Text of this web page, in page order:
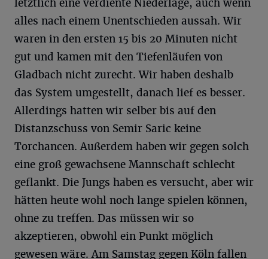
letztlich eine verdiente Niederlage, auch wenn
alles nach einem Unentschieden aussah. Wir
waren in den ersten 15 bis 20 Minuten nicht
gut und kamen mit den Tiefenläufen von
Gladbach nicht zurecht. Wir haben deshalb
das System umgestellt, danach lief es besser.
Allerdings hatten wir selber bis auf den
Distanzschuss von Semir Saric keine
Torchancen. Außerdem haben wir gegen solch
eine groß gewachsene Mannschaft schlecht
geflankt. Die Jungs haben es versucht, aber wir
hätten heute wohl noch lange spielen können,
ohne zu treffen. Das müssen wir so
akzeptieren, obwohl ein Punkt möglich
gewesen wäre. Am Samstag gegen Köln fallen